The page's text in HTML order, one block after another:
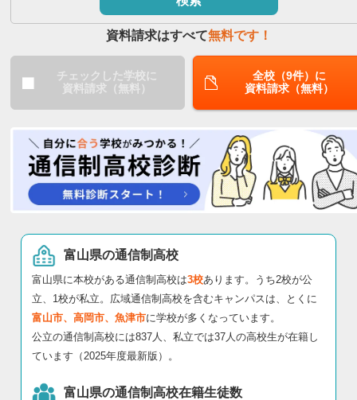
資料請求はすべて無料です！
チェックした学校に
資料請求（無料）
全校（9件）に
資料請求（無料）
富山県の通信制高校
富山県に本校がある通信制高校は3校あります。うち2校が公
立、1校が私立。広域通信制高校を含むキャンパスは、とくに
富山市、高岡市、魚津市に学校が多くなっています。
公立の通信制高校には837人、私立では37人の高校生が在籍し
ています（2025年度最新版）。
富山県の通信制高校在籍生徒数